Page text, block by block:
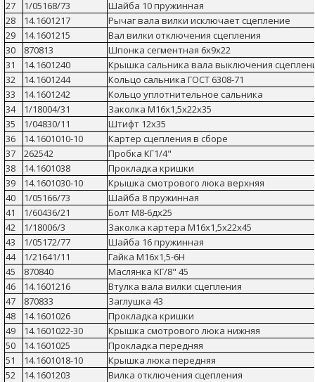
27 1/05168/73
Шайба 10 пружинная
28
14.1601217
Рычаг вала вилки исключает сцепление
29
14.1601215
Вал вилки отключения сцепления
30
870813
Шпонка сегментная 6х9х22
31
14.1601240
Крышка сальника вала выключения
32
14.1601244
Кольцо сальника ГОСТ 6308-71
33
14.1601242
Кольцо уплотнительное сальника
34
1/18004/31
Заколка М16х1,5х22х35
35
1/04830/11
Штифт 12х35
36
14.1601010-10
Картер сцепления в сборе
37
262542
Пробка КГ1/4"
38
14.1601038
Прокладка кришки
39
14.1601030-10
Крышка смотрового люка верхняя
40
1/05166/73
Шайба 8 пружинная
41
1/60436/21
Болт М8-6дх25
42
1/18006/3
Заколка картера М16х1,5х22х45
43
1/05172/77
Шайба 16 пружинная
44
1/21641/11
Гайка М16х1,5-6Н
45
870840
Маслянка КГ/8" 45
46
14.1601216
Втулка вала вилки сцепления
47
870833
Заглушка 43
48
14.1601026
Прокладка кришки
49
14.1601022-30
Крышка смотрового люка нижняя
50
14.1601025
Прокладка передняя
51
14.1601018-10
Крышка люка передняя
52
14.1601203
Вилка отключения сцепления